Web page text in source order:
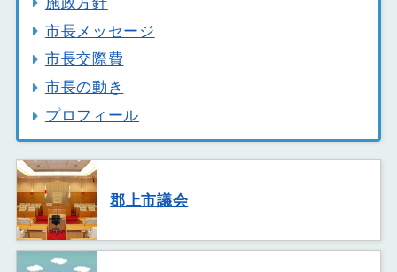
市長メッセージ
市長交際費
市長の動き
プロフィール
郡上市議会